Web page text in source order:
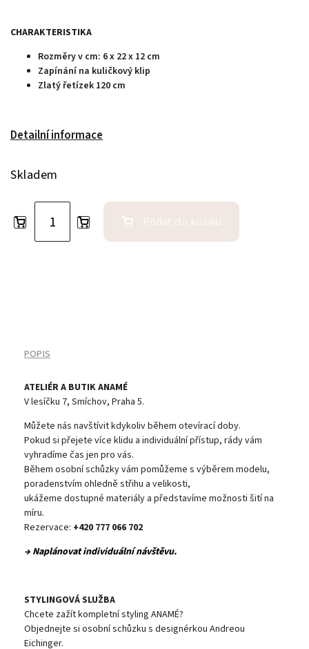
CHARAKTERISTIKA
Rozměry v cm: 6 x 22 x 12 cm
Zapínání na kuličkový klip
Zlatý řetízek 120 cm
Detailní informace
Skladem
Přidat do košíku
POPIS
ATELIÉR A BUTIK ANAMÉ
V lesíčku 7, Smíchov, Praha 5.
Můžete nás navštívit kdykoliv během otevírací doby.
Pokud si přejete více klidu a individuální přístup, rády vám
vyhradíme čas jen pro vás.
Během osobní schůzky vám pomůžeme s výběrem modelu,
poradenstvím ohledně střihu a velikosti,
ukážeme dostupné materiály a představíme možnosti šití na
míru.
Rezervace: +420 777 066 702
→ Naplánovat individuální návštěvu.
STYLINGOVÁ SLUŽBA
Chcete zažít kompletní styling ANAMÉ?
Objednejte si osobní schůzku s designérkou Andreou
Eichinger.